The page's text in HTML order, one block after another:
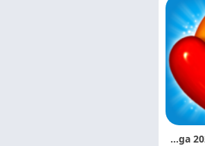
تحميل كاندي كراش 2027 Candy Crush Saga اخر اصدار مجانا